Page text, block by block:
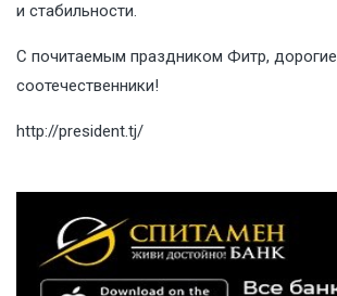
и стабильности.
С почитаемым праздником Фитр, дорогие
соотечественники!
http://president.tj/